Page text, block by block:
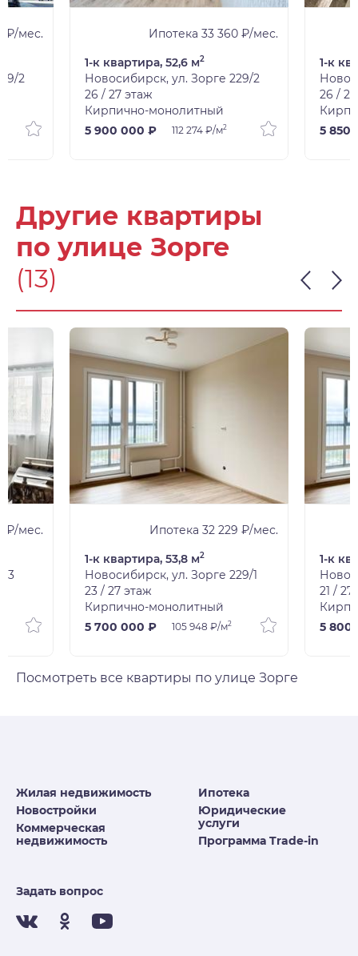
₽/мес.
2
Ипотека 33 360 ₽/мес.
1-к квартира, 52,6 м2
Новосибирск, ул. Зорге 229/2
26 / 27 этаж
Кирпично-монолитный
5 900 000 ₽
112 274 ₽/м2
1-к
26 /
5 850
Другие квартиры
по улице Зорге
(13)
₽/мес.
Ипотека 32 229 ₽/мес.
1-к квартира, 53,8 м2
Новосибирск, ул. Зорге 229/1
23 / 27 этаж
Кирпично-монолитный
5 700 000 ₽
105 948 ₽/м2
1-к
21 /
5 800
Посмотреть все квартиры по улице Зорге
Жилая недвижимость
Новостройки
Коммерческая
недвижимость
Ипотека
Юридические
услуги
Программа Trade-in
Задать вопрос